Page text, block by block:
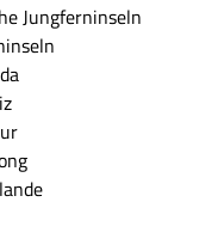
Jungferninseln